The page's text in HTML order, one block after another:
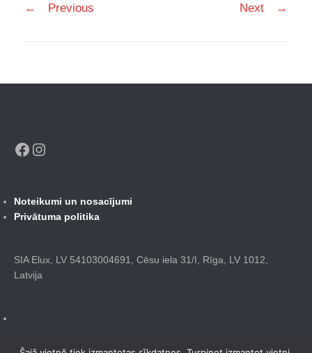
navigation
← Previous Next →
Facebook
Noteikumi un nosacījumi
Privātuma politika
SIA Elux, LV 54103004691, Cēsu iela 31/I, Rīga, LV 1012,
Latvija